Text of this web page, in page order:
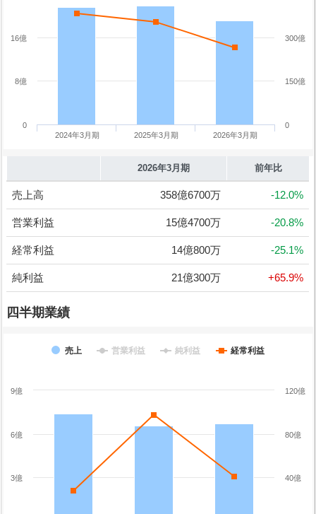
2024年3月期 2025年3月期 2026年3月期
0
150億
300億
0
8億
16億
2026年3月期 前年比
売上高 358億6700万 -12.0%
営業利益 15億4700万 -20.8%
経常利益 14億800万 -25.1%
純利益 21億300万 +65.9%
四半期業績
売上 営業利益 純利益 経常利益
40億
80億
120億
3億
6億
9億